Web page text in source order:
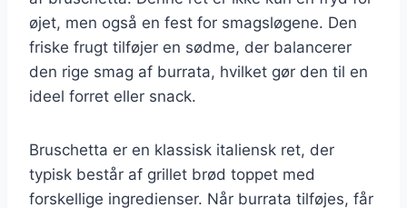
øjet, men også en fest for smagsløgene. Den
friske frugt tilføjer en sødme, der balancerer
den rige smag af burrata, hvilket gør den til en
ideel forret eller snack.
Bruschetta er en klassisk italiensk ret, der
typisk består af grillet brød toppet med
forskellige ingredienser. Når burrata tilføjes, får